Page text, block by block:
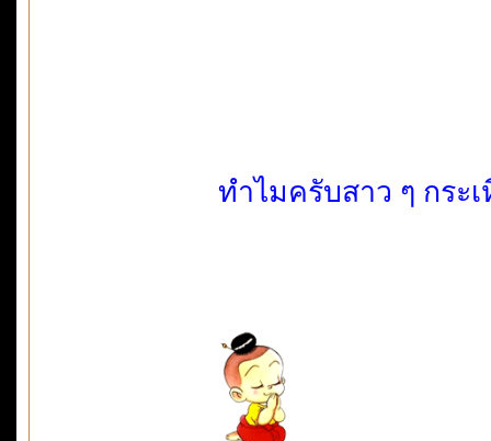
ทำไมครับสาว ๆ กระ